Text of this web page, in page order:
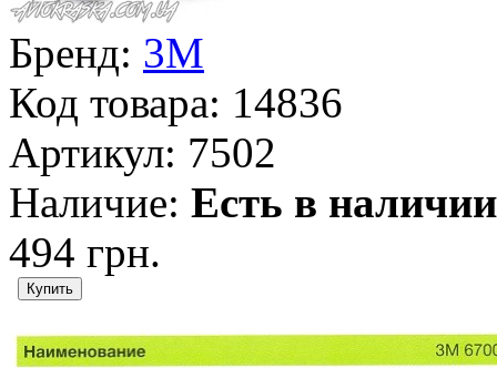
Бренд: 3M
Код товара: 14836
Артикул: 7502
Наличие: Есть в наличии
494 грн.